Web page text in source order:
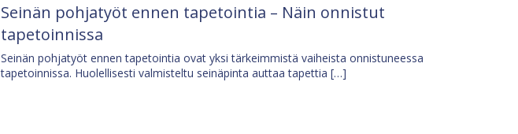
Seinän pohjatyöt ennen tapetointia – Näin onnistut
tapetoinnissa
Seinän pohjatyöt ennen tapetointia ovat yksi tärkeimmistä vaiheista onnistuneessa
tapetoinnissa. Huolellisesti valmisteltu seinäpinta auttaa tapettia […]